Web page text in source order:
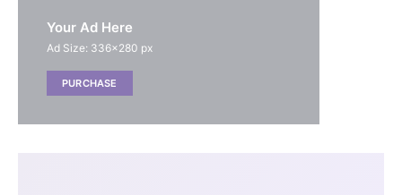
Your Ad Here
Ad Size: 336x280 px
PURCHASE